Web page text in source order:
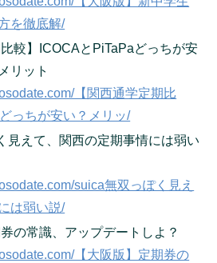
を徹底解/
較】ICOCAとPiTaPaどっちが安
リット
【関西通学定期比
っちが安い？メリッ/
見えて、関西の定期事情には弱い
suica無双っぽく見え
は弱い説/
の常識、アップデートしよ？
【大阪版】定期券の